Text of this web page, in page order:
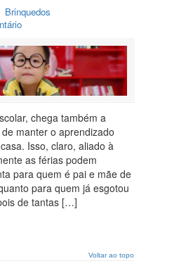
Brinquedos
chega também a
manter o aprendizado
Isso, claro, aliado à
as férias podem
para quem é pai e mãe de
para quem já esgotou
de tantas […]
Voltar ao topo